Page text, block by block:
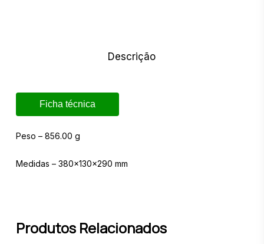
Descrição
Ficha técnica
Peso – 856.00 g
Medidas – 380x130x290 mm
Produtos Relacionados